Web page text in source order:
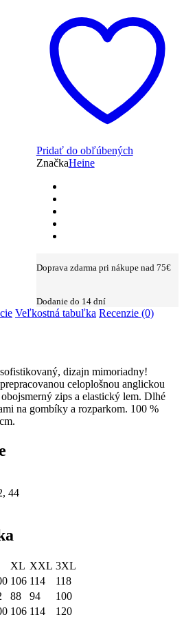
Pridať do obľúbených
ZnačkaHeine
Doprava zdarma pri nákupe nad 75€
Dodanie do 14 dní
Veľkostná tabuľka Recenzie (0)
dizajn mimoriadny!
celoplošnou anglickou
zips a elastický lem. Dlhé
na gombíky a rozparkom. 100 %
44
XL XXL 3XL
106 114
118
88 94
100
106 114 120